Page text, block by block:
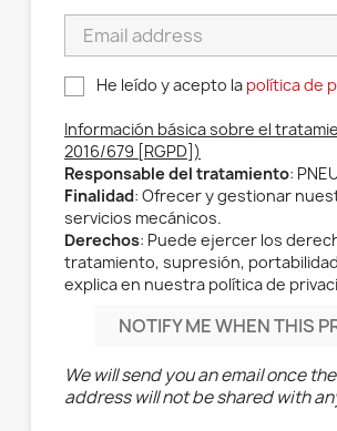
He leído y acepto la política de
Información básica sobre el
2016/679 [RGPD])
Responsable del tratamiento:
Finalidad: Ofrecer y gestionar
servicios mecánicos.
Derechos: Puede ejercer los
tratamiento, supresión,
explica en nuestra política de
NOTIFY ME WHEN THIS
We will send you an email once
address will not be shared with